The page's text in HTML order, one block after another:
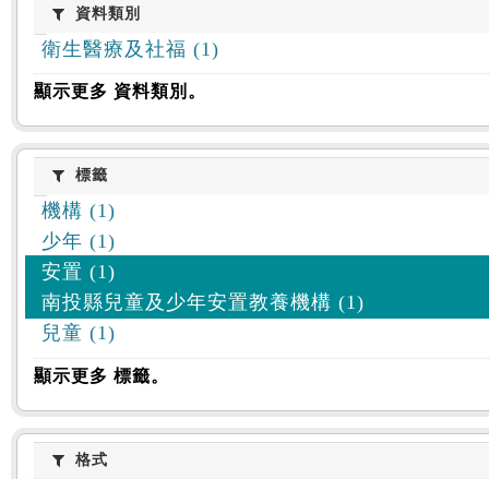
資料類別
資料類別
衛生醫療及社福 (1)
顯示更多 資料類別。
標籤標籤
機構 (1)
少年 (1)
安置 (1)
南投縣兒童及少年安置教養機構 (1)
兒童 (1)
顯示更多 標籤。
格式格式